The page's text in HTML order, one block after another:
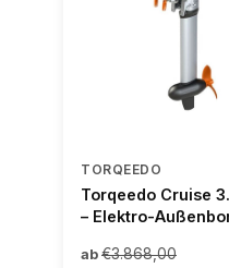
TORQEEDO
Torqeedo Cruise
– Elektro-
3 Tonnen
ab €3.868,00